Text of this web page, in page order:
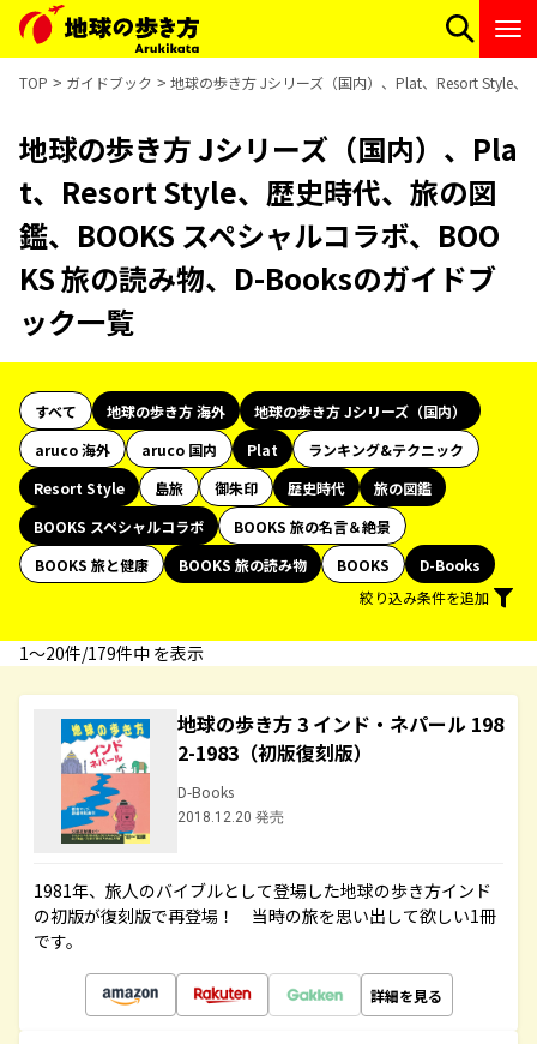
TOP ガイドブック 地球の歩き方 Jシリーズ（国内）、Plat、Resort Style
地球の歩き方 Jシリーズ（国内）、Pla
t、Resort Style、歴史時代、旅の図
鑑、BOOKS スペシャルコラボ、BOO
KS 旅の読み物、D-Booksのガイドブ
ック一覧
すべて 地球の歩き方 海外
地球の歩き方 Jシリーズ（国内）
aruco 海外
aruco 国内 Plat
ランキング&テクニック
Resort Style
島旅 御朱印 歴史時代
旅の図鑑
BOOKS スペシャルコラボ
BOOKS 旅の名言＆絶景
BOOKS 旅と健康
BOOKS 旅の読み物 BOOKS
D-Books
絞り込み条件を追加
1〜20件/179件中 を表示
地球の歩き方 3 インド・ネパール 198
2-1983（初版復刻版）
D-Books
2018.12.20 発売
1981年、旅人のバイブルとして登場した地球の歩き方インド
の初版が復刻版で再登場！ 当時の旅を思い出して欲しい1冊
です。
詳細を見る